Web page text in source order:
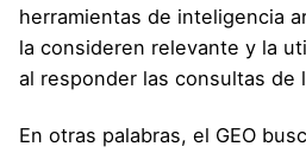
herramientas de inteligencia
la consideren relevante y la
al responder las consultas de
En otras palabras, el GEO